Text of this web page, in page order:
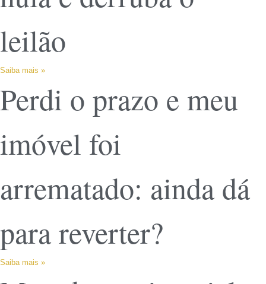
leilão
Saiba mais »
Perdi o prazo e meu
imóvel foi
arrematado: ainda dá
para reverter?
Saiba mais »